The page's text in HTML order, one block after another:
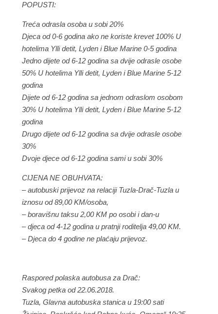
POPUSTI:
Treća odrasla osoba u sobi 20%
Djeca od 0-6 godina ako ne koriste krevet 100% U
hotelima Ylli detit, Lyden i Blue Marine 0-5 godina
Jedno dijete od 6-12 godina sa dvije odrasle osobe
50% U hotelima Ylli detit, Lyden i Blue Marine 5-12
godina
Dijete od 6-12 godina sa jednom odraslom osobom
30% U hotelima Ylli detit, Lyden i Blue Marine 5-12
godina
Drugo dijete od 6-12 godina sa dvije odrasle osobe
30%
Dvoje djece od 6-12 godina sami u sobi 30%
CIJENA NE OBUHVATA:
– autobuski prijevoz na relaciji Tuzla-Drač-Tuzla u
iznosu od 89,00 KM/osoba,
– boravišnu taksu 2,00 KM po osobi i dan-u
– djeca od 4-12 godina u pratnji roditelja 49,00 KM.
– Djeca do 4 godine ne plaćaju prijevoz.
Raspored polaska autobusa za Drač:
Svakog petka od 22.06.2018.
Tuzla, Glavna autobuska stanica u 19:00 sati